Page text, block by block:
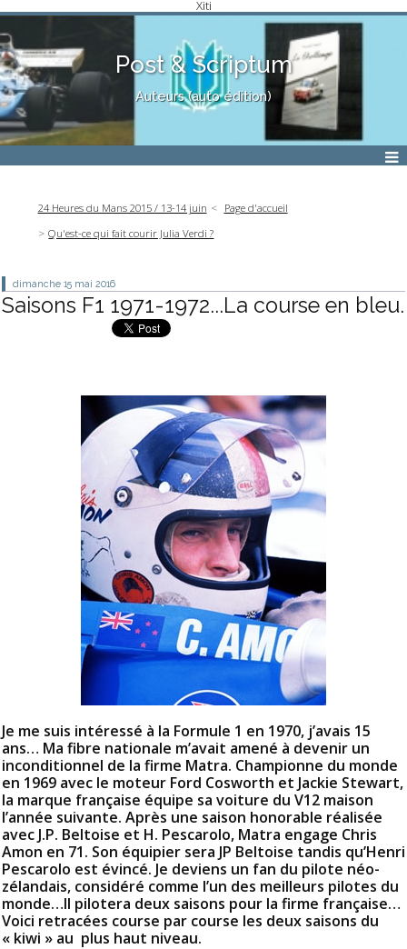
Xiti
Post & Scriptum
Auteurs (auto édition)
24 Heures du Mans 2015 / 13-14 juin
Page d'accueil
Qu'est-ce qui fait courir Julia Verdi ?
dimanche 15 mai 2016
Saisons F1 1971-1972...La course en bleu.
Je me suis intéressé à la Formule 1 en 1970, j’avais 15
ans… Ma fibre nationale m’avait amené à devenir un
inconditionnel de la firme Matra. Championne du monde
en 1969 avec le moteur Ford Cosworth et Jackie Stewart,
la marque française équipe sa voiture du V12 maison
l’année suivante. Après une saison honorable réalisée
avec J.P. Beltoise et H. Pescarolo, Matra engage Chris
Amon en 71. Son équipier sera JP Beltoise tandis qu’Henri
Pescarolo est évincé. Je deviens un fan du pilote néo-
zélandais, considéré comme l’un des meilleurs pilotes du
monde…Il pilotera deux saisons pour la firme française…
Voici retracées course par course les deux saisons du
« kiwi » au plus haut niveau.